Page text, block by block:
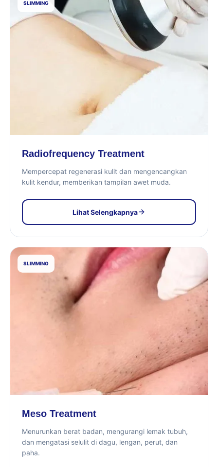
SLIMMING
Radiofrequency Treatment
Mempercepat regenerasi kulit dan mengencangkan
kulit kendur, memberikan tampilan awet muda.
Lihat Selengkapnya
SLIMMING
Meso Treatment
Menurunkan berat badan, mengurangi lemak tubuh,
dan mengatasi selulit di dagu, lengan, perut, dan
paha.